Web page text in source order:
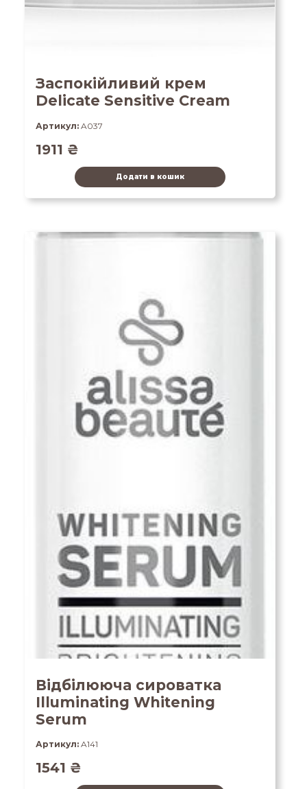
Заспокійливий крем
Delicate Sensitive Cream
Артикул: A037
1911 ₴
Додати в кошик
Відбілююча сироватка
Illuminating Whitening
Serum
Артикул: A141
1541 ₴